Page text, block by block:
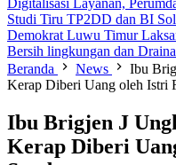
Digitalisasi Layanan,
Studi Tiru TP2DD dan BI
Demokrat Luwu Timur
Bersih lingkungan dan
Beranda
News
Ibu
Kerap Diberi Uang oleh Istri
Ibu Brigjen J
Kerap Diberi